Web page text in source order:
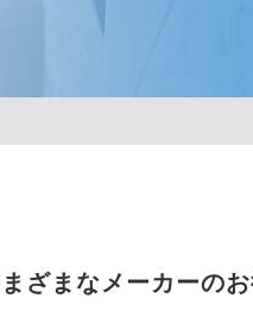
ざまなメーカーの